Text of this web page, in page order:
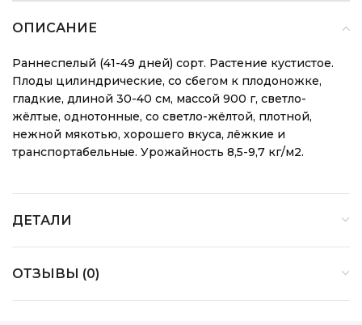
ОПИСАНИЕ
Раннеспелый (41-49 дней) сорт. Растение кустистое.
Плоды цилиндрические, со сбегом к плодоножке,
гладкие, длиной 30-40 см, массой 900 г, светло-
жёлтые, однотонные, со светло-жёлтой, плотной,
нежной мякотью, хорошего вкуса, лёжкие и
транспортабельные. Урожайность 8,5-9,7 кг/м2.
ДЕТАЛИ
ОТЗЫВЫ (0)